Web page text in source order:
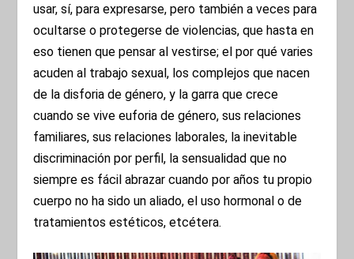
usar, sí, para expresarse, pero también a veces para
ocultarse o protegerse de violencias, que hasta en
eso tienen que pensar al vestirse; el por qué varies
acuden al trabajo sexual, los complejos que nacen
de la disforia de género, y la garra que crece
cuando se vive euforia de género, sus relaciones
familiares, sus relaciones laborales, la inevitable
discriminación por perfil, la sensualidad que no
siempre es fácil abrazar cuando por años tu propio
cuerpo no ha sido un aliado, el uso hormonal o de
tratamientos estéticos, etcétera.